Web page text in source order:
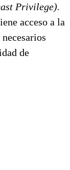
Privilege).
acceso a la
de